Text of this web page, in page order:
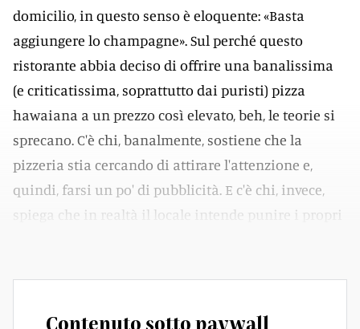
domicilio, in questo senso è eloquente: «Basta
aggiungere lo champagne». Sul perché questo
ristorante abbia deciso di offrire una banalissima
(e criticatissima, soprattutto dai puristi) pizza
hawaiana a un prezzo così elevato, beh, le teorie si
sprecano. C'è chi, banalmente, sostiene che la
pizzeria stia cercando di attirare l'attenzione e,
quindi, farsi un po' di pubblicità. E c'è chi, invece,
spiega che in realtà il locale intende punire i propri
Contenuto sotto paywall